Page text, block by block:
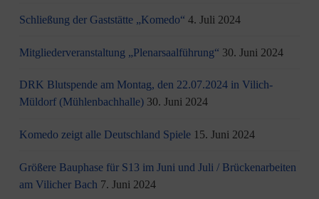
Schließung der Gaststätte „Komedo“ 4. Juli 2024
Mitgliederveranstaltung „Plenarsaalführung“ 30. Juni 2024
DRK Blutspende am Montag, den 22.07.2024 in Vilich-
Müldorf (Mühlenbachhalle) 30. Juni 2024
Komedo zeigt alle Deutschland Spiele 15. Juni 2024
Größere Bauphase für S13 im Juni und Juli / Brü­cken­ar­bei­ten
am Vi­li­cher Bach 7. Juni 2024